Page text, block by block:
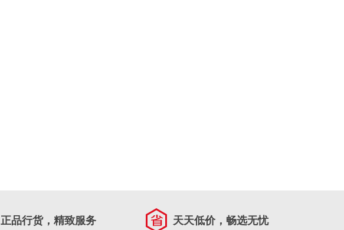
正品行货，精致服务 天天低价，畅选无忧